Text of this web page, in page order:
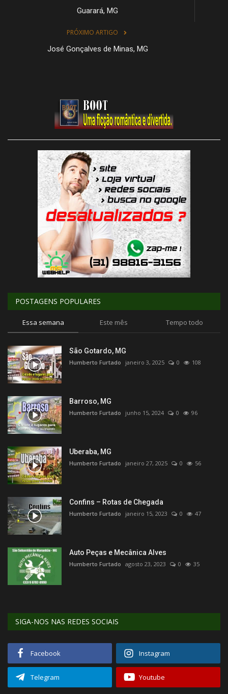
Guarará, MG
PRÓXIMO ARTIGO
José Gonçalves de Minas, MG
POSTAGENS POPULARES
Essa semana Este mês Tempo todo
São Gotardo, MG
Humberto Furtado janeiro 3, 2025 0 108
Barroso, MG
Humberto Furtado junho 15, 2024 0 96
Uberaba, MG
Humberto Furtado janeiro 27, 2025 0 56
Confins – Rotas de Chegada
Humberto Furtado janeiro 15, 2023 0 47
Auto Peças e Mecânica Alves
Humberto Furtado agosto 23, 2023 0 35
SIGA-NOS NAS REDES SOCIAIS
Facebook Instagram
Telegram Youtube